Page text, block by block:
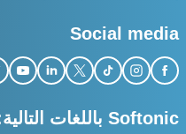
Social media
Softonic باللغات التالية: